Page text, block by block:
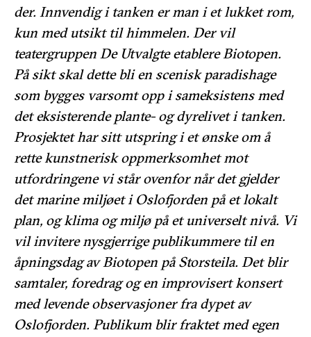
der. Innvendig i tanken er man i et lukket rom,
kun med utsikt til himmelen. Der vil
teatergruppen De Utvalgte etablere Biotopen.
På sikt skal dette bli en scenisk paradishage
som bygges varsomt opp i sameksistens med
det eksisterende plante- og dyrelivet i tanken.
Prosjektet har sitt utspring i et ønske om å
rette kunstnerisk oppmerksomhet mot
utfordringene vi står ovenfor når det gjelder
det marine miljøet i Oslofjorden på et lokalt
plan, og klima og miljø på et universelt nivå. Vi
vil invitere nysgjerrige publikummere til en
åpningsdag av Biotopen på Storsteila. Det blir
samtaler, foredrag og en improvisert konsert
med levende observasjoner fra dypet av
Oslofjorden. Publikum blir fraktet med egen